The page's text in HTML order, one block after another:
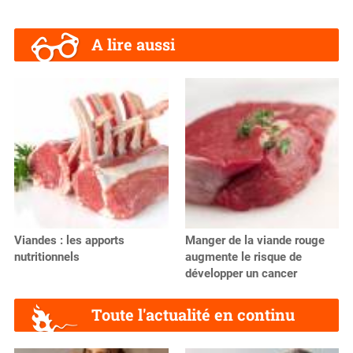
A lire aussi
Viandes : les apports
nutritionnels
Manger de la viande rouge
augmente le risque de
développer un cancer
Toute l'actualité en continu